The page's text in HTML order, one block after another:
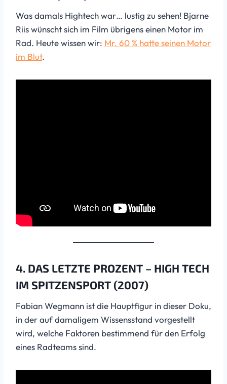
Was damals Hightech war… lustig zu sehen! Bjarne
Riis wünscht sich im Film übrigens einen Motor im
Rad. Heute wissen wir: Mr. 60 % hatte seinen Motor
im Blut.
4. DAS LETZTE PROZENT – HIGH TECH
IM SPITZENSPORT (2007)
Fabian Wegmann ist die Hauptfigur in dieser Doku,
in der auf damaligem Wissensstand vorgestellt
wird, welche Faktoren bestimmend für den Erfolg
eines Radteams sind.